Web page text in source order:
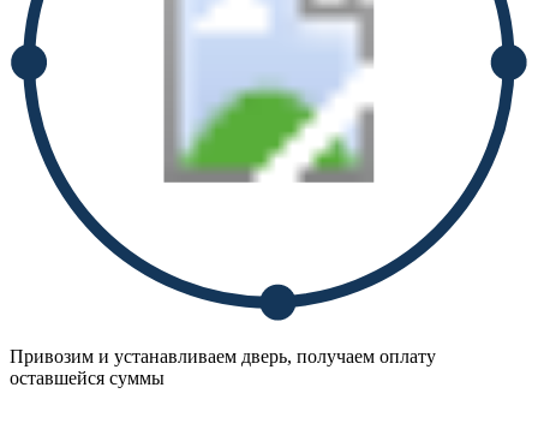
Привозим и устанавливаем дверь, получаем оплату
оставшейся суммы